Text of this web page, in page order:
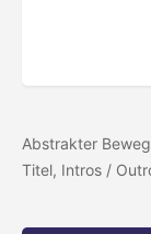
Abstrakter
Titel, Intros /